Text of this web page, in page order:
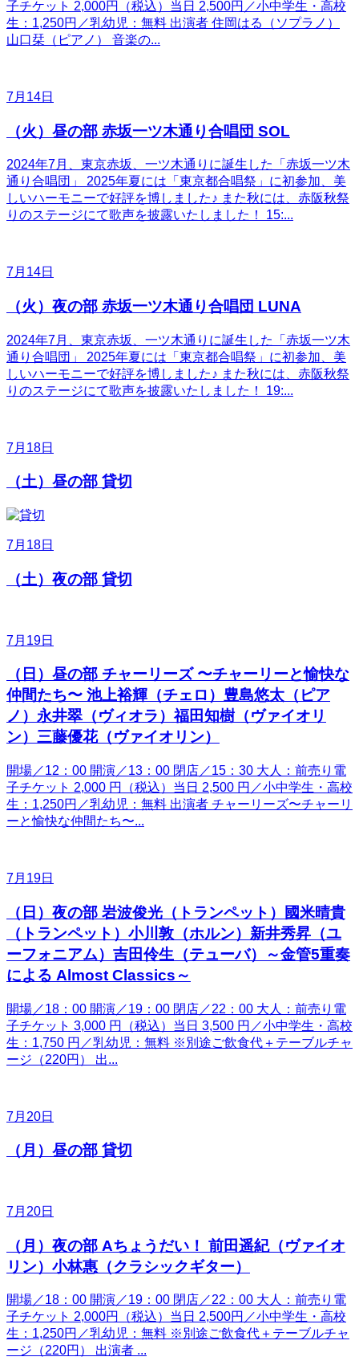
子チケット 2,000円（税込）当日 2,500円／小中学生・高校
生：1,250円／乳幼児：無料 出演者 住岡はる（ソプラノ）
山口栞（ピアノ） 音楽の...
7月14日
（火）昼の部 赤坂一ツ木通り合唱団 SOL
2024年7月、東京赤坂、一ツ木通りに誕生した「赤坂一ツ木
通り合唱団」 2025年夏には「東京都合唱祭」に初参加、美
しいハーモニーで好評を博しました♪ また秋には、赤阪秋祭
りのステージにて歌声を披露いたしました！ 15:...
7月14日
（火）夜の部 赤坂一ツ木通り合唱団 LUNA
2024年7月、東京赤坂、一ツ木通りに誕生した「赤坂一ツ木
通り合唱団」 2025年夏には「東京都合唱祭」に初参加、美
しいハーモニーで好評を博しました♪ また秋には、赤阪秋祭
りのステージにて歌声を披露いたしました！ 19:...
7月18日
（土）昼の部 貸切
7月18日
（土）夜の部 貸切
7月19日
（日）昼の部 チャーリーズ 〜チャーリーと愉快な
仲間たち〜 池上裕輝（チェロ）豊島悠太（ピア
ノ）永井翠（ヴィオラ）福田知樹（ヴァイオリ
ン）三藤優花（ヴァイオリン）
開場／12：00 開演／13：00 閉店／15：30 大人：前売り電
子チケット 2,000 円（税込）当日 2,500 円／小中学生・高校
生：1,250円／乳幼児：無料 出演者 チャーリーズ〜チャーリ
ーと愉快な仲間たち〜...
7月19日
（日）夜の部 岩波俊光（トランペット）國米晴貴
（トランペット）小川敦（ホルン）新井秀昇（ユ
ーフォニアム）吉田伶生（テューバ）～金管5重奏
による Almost Classics～
開場／18：00 開演／19：00 閉店／22：00 大人：前売り電
子チケット 3,000 円（税込）当日 3,500 円／小中学生・高校
生：1,750 円／乳幼児：無料 ※別途ご飲食代＋テーブルチャ
ージ（220円） 出...
7月20日
（月）昼の部 貸切
7月20日
（月）夜の部 Aちょうだい！ 前田遥紀（ヴァイオ
リン）小林惠（クラシックギター）
開場／18：00 開演／19：00 閉店／22：00 大人：前売り電
子チケット 2,000円（税込）当日 2,500円／小中学生・高校
生：1,250円／乳幼児：無料 ※別途ご飲食代＋テーブルチャ
ージ（220円） 出演者 ...